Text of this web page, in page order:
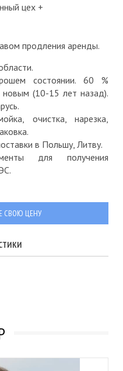
цех +
продления аренды.
состоянии. 60 %
новым (10-15 лет назад).
очистка, нарезка,
в Польшу, Литву.
для получения
СВОЮ ЦЕНУ